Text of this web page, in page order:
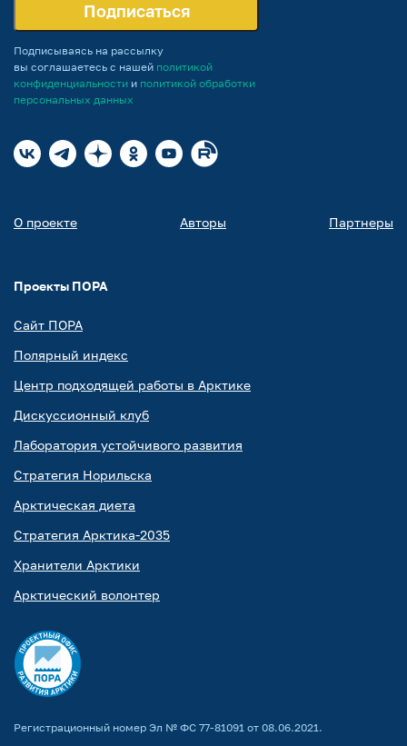
Подписаться
Подписываясь на рассылку
вы соглашаетесь с нашей политикой
конфиденциальности и политикой обработки
персональных данных
О проекте Авторы Партнеры
Проекты ПОРА
Сайт ПОРА
Полярный индекс
Центр подходящей работы в Арктике
Дискуссионный клуб
Лаборатория устойчивого развития
Стратегия Норильска
Арктическая диета
Стратегия Арктика-2035
Хранители Арктики
Арктический волонтер
Регистрационный номер Эл № ФС 77-81091 от 08.06.2021.